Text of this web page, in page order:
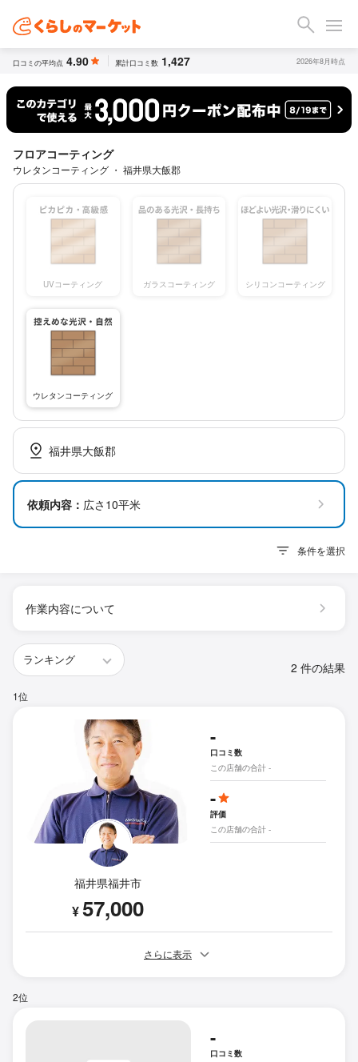
口コミの平均点 4.90 累計口コミ数 1,427 2026年8月時点
フロアコーティング
ウレタンコーティング ・ 福井県大飯郡
UVコーティング ガラスコーティング シリコンコーティング
ウレタンコーティング
福井県大飯郡
依頼内容： 広さ10平米
条件を選択
作業内容について
2 件の結果
1位
福井県福井市
¥57,000
-
口コミ数
この店舗の合計 -
-
評価
この店舗の合計 -
さらに表示
2位
-
口コミ数